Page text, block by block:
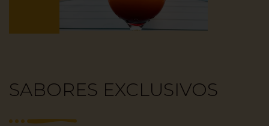
SABORES EXCLUSIVOS